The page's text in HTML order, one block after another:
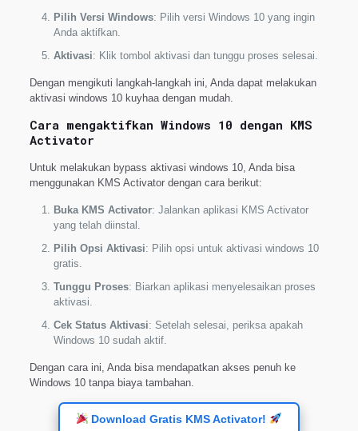
Pilih Versi Windows: Pilih versi Windows 10 yang ingin
Anda aktifkan.
Aktivasi: Klik tombol aktivasi dan tunggu proses selesai.
Dengan mengikuti langkah-langkah ini, Anda dapat melakukan
aktivasi windows 10 kuyhaa dengan mudah.
Cara mengaktifkan Windows 10 dengan KMS
Activator
Untuk melakukan bypass aktivasi windows 10, Anda bisa
menggunakan KMS Activator dengan cara berikut:
Buka KMS Activator: Jalankan aplikasi KMS Activator
yang telah diinstal.
Pilih Opsi Aktivasi: Pilih opsi untuk aktivasi windows 10
gratis.
Tunggu Proses: Biarkan aplikasi menyelesaikan proses
aktivasi.
Cek Status Aktivasi: Setelah selesai, periksa apakah
Windows 10 sudah aktif.
Dengan cara ini, Anda bisa mendapatkan akses penuh ke
Windows 10 tanpa biaya tambahan.
Download Gratis KMS Activator!